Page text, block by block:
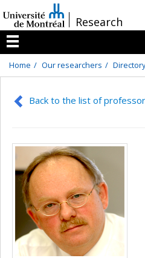
au
contenu
/Research
Menu
Home Our researchers
Back to the list of